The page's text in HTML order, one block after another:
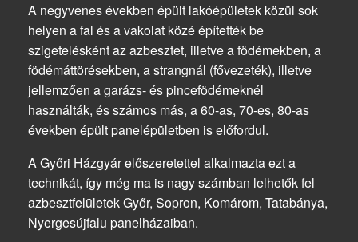
A negyvenes években épült lakóépületek közül sok
helyen a fal és a vakolat közé építették be
szigetelésként az azbesztet, illetve a födémekben, a
födémáttörésekben, a strangnál (fővezeték), illetve
jellemzően a garázs- és pincefödémeknél
használták, és számos más, a 60-as, 70-es, 80-as
években épült panelépületben is előfordul.
A Győri Házgyár előszeretettel alkalmazta ezt a
technikát, így még ma is nagy számban lelhetők fel
azbesztfelületek Győr, Sopron, Komárom, Tatabánya,
Nyergesújfalu panelházaiban.